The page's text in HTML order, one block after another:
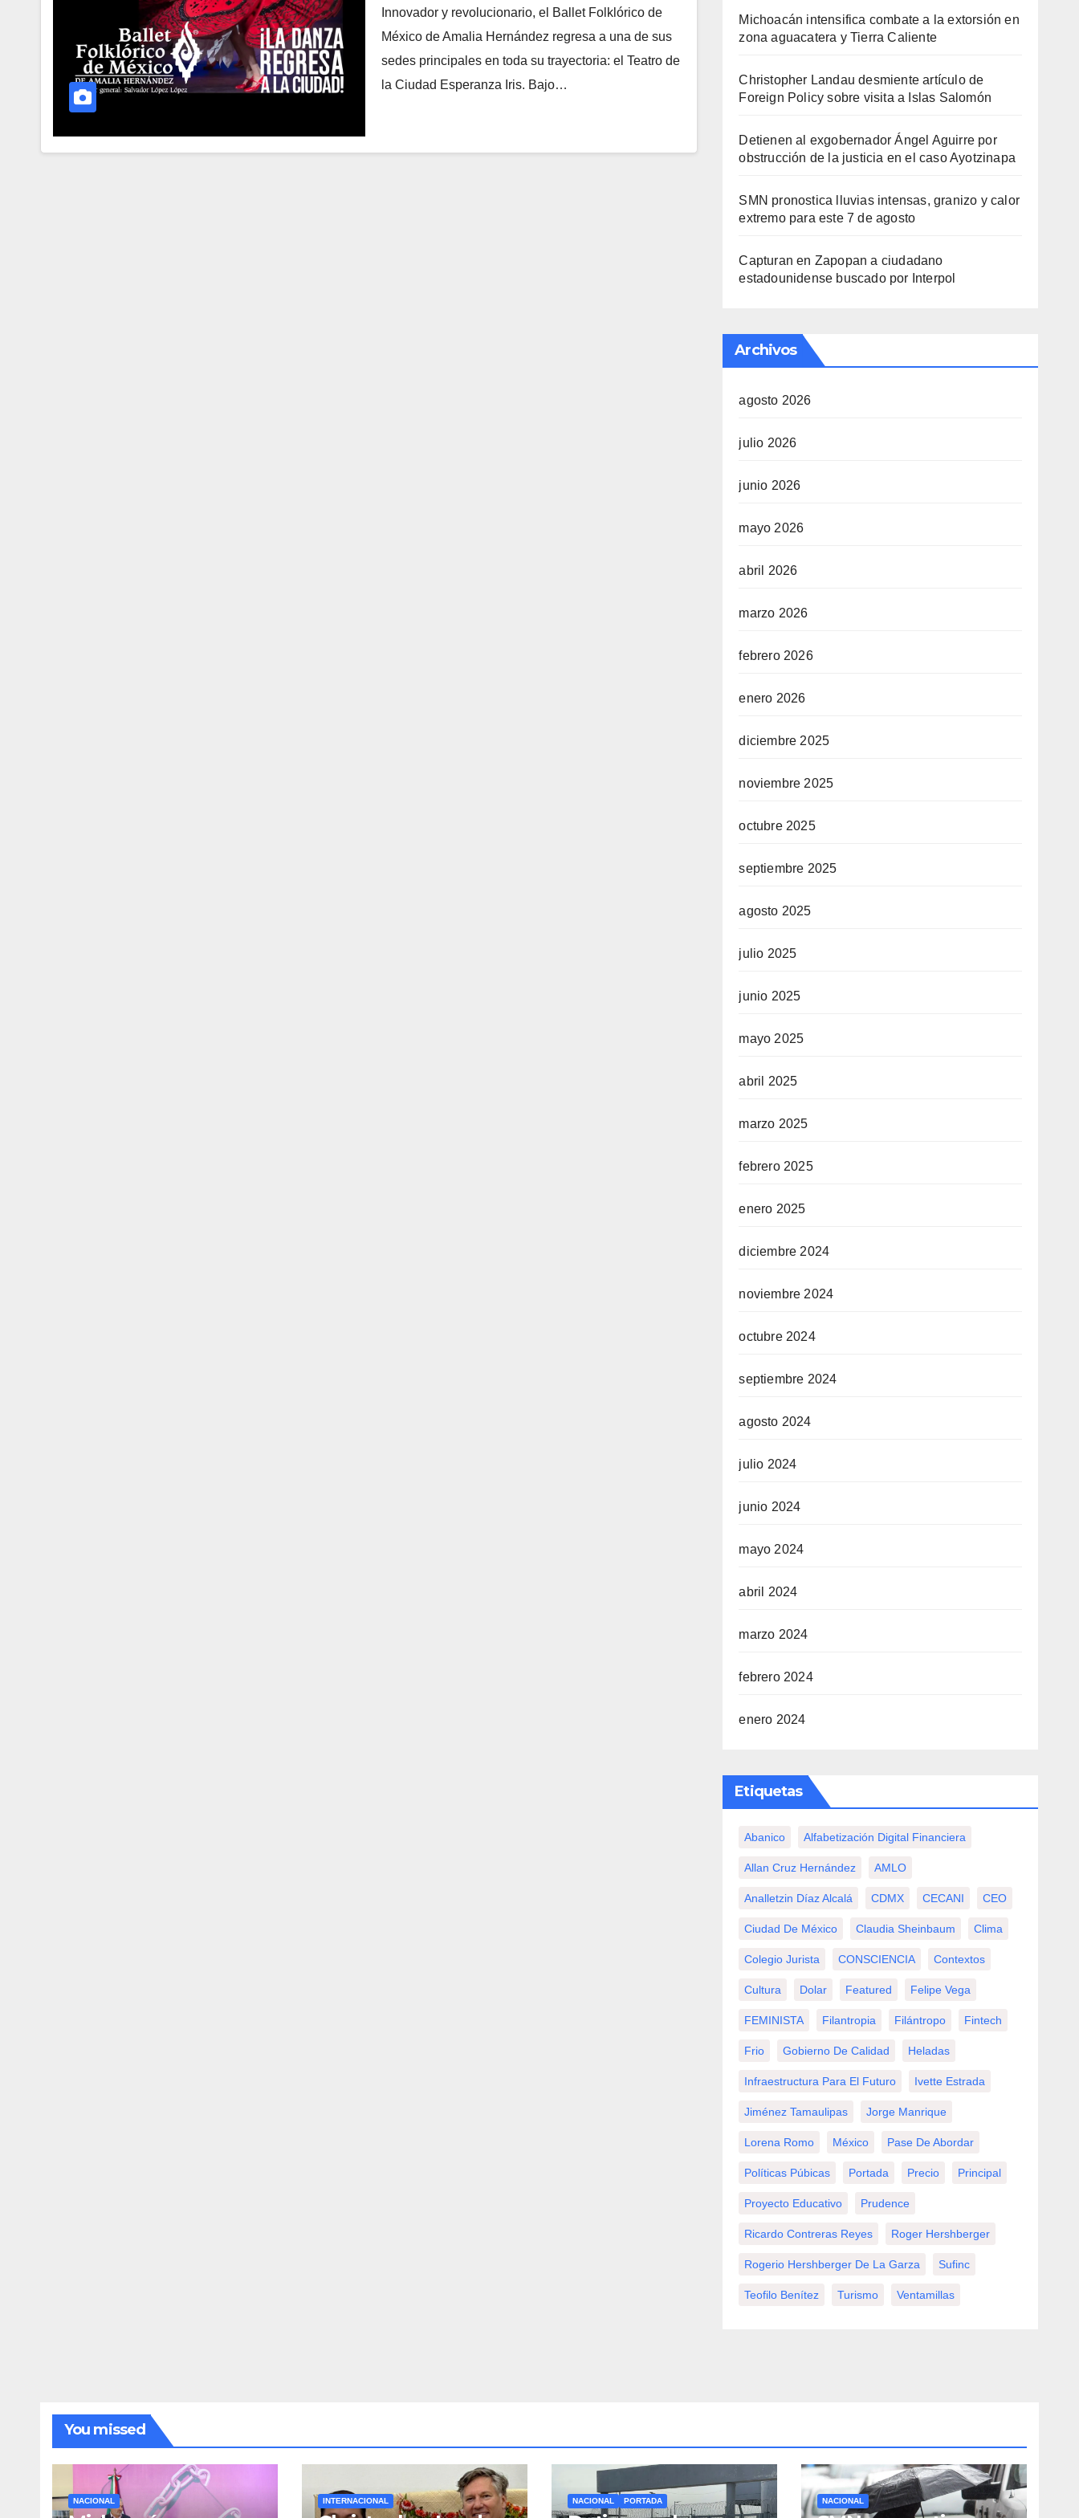
Innovador y revolucionario, el Ballet Folklórico de
México de Amalia Hernández regresa a una de sus
sedes principales en toda su trayectoria: el Teatro de
la Ciudad Esperanza Iris. Bajo…
Michoacán intensifica combate a la extorsión en
zona aguacatera y Tierra Caliente
Christopher Landau desmiente artículo de
Foreign Policy sobre visita a Islas Salomón
Detienen al exgobernador Ángel Aguirre por
obstrucción de la justicia en el caso Ayotzinapa
SMN pronostica lluvias intensas, granizo y calor
extremo para este 7 de agosto
Capturan en Zapopan a ciudadano
estadounidense buscado por Interpol
Archivos
agosto 2026
julio 2026
junio 2026
mayo 2026
abril 2026
marzo 2026
febrero 2026
enero 2026
diciembre 2025
noviembre 2025
octubre 2025
septiembre 2025
agosto 2025
julio 2025
junio 2025
mayo 2025
abril 2025
marzo 2025
febrero 2025
enero 2025
diciembre 2024
noviembre 2024
octubre 2024
septiembre 2024
agosto 2024
julio 2024
junio 2024
mayo 2024
abril 2024
marzo 2024
febrero 2024
enero 2024
Etiquetas
Abanico Alfabetización Digital Financiera
Allan Cruz Hernández AMLO
Analletzin Díaz Alcalá CDMX CECANI CEO
Ciudad De México Claudia Sheinbaum Clima
Colegio Jurista CONSCIENCIA Contextos
Cultura Dolar Featured Felipe Vega
FEMINISTA Filantropia Filántropo Fintech
Frio Gobierno De Calidad Heladas
Infraestructura Para El Futuro Ivette Estrada
Jiménez Tamaulipas Jorge Manrique
Lorena Romo México Pase De Abordar
Políticas Púbicas Portada Precio Principal
Proyecto Educativo Prudence
Ricardo Contreras Reyes Roger Hershberger
Rogerio Hershberger De La Garza Sufinc
Teofilo Benítez Turismo Ventamillas
You missed
NACIONAL INTERNACIONAL NACIONAL PORTADA NACIONAL